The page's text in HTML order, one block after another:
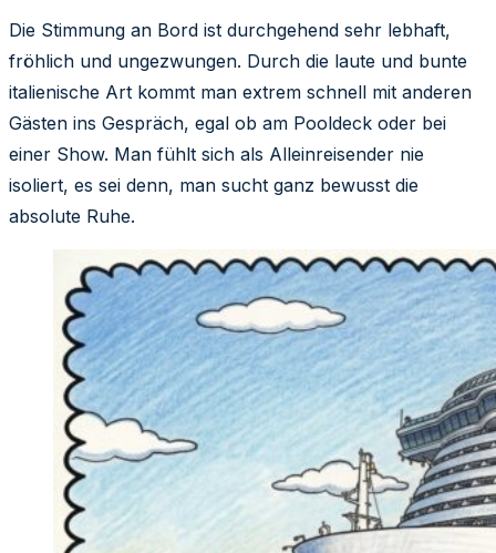
Die Stimmung an Bord ist durchgehend sehr lebhaft,
fröhlich und ungezwungen. Durch die laute und bunte
italienische Art kommt man extrem schnell mit anderen
Gästen ins Gespräch, egal ob am Pooldeck oder bei
einer Show. Man fühlt sich als Alleinreisender nie
isoliert, es sei denn, man sucht ganz bewusst die
absolute Ruhe.